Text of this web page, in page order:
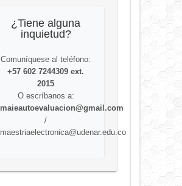
¿Tiene alguna
inquietud?
Comuníquese al teléfono:
+57 602 7244309 ext.
2015
O escríbanos a:
maieautoevaluacion@gmail.com
/
maestriaelectronica@udenar.edu.co